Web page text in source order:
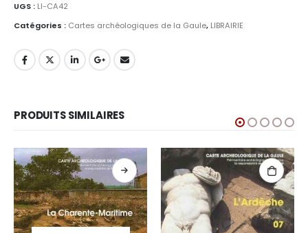
UGS : LI-CA42
Catégories : Cartes archéologiques de la Gaule, LIBRAIRIE
PRODUITS SIMILAIRES